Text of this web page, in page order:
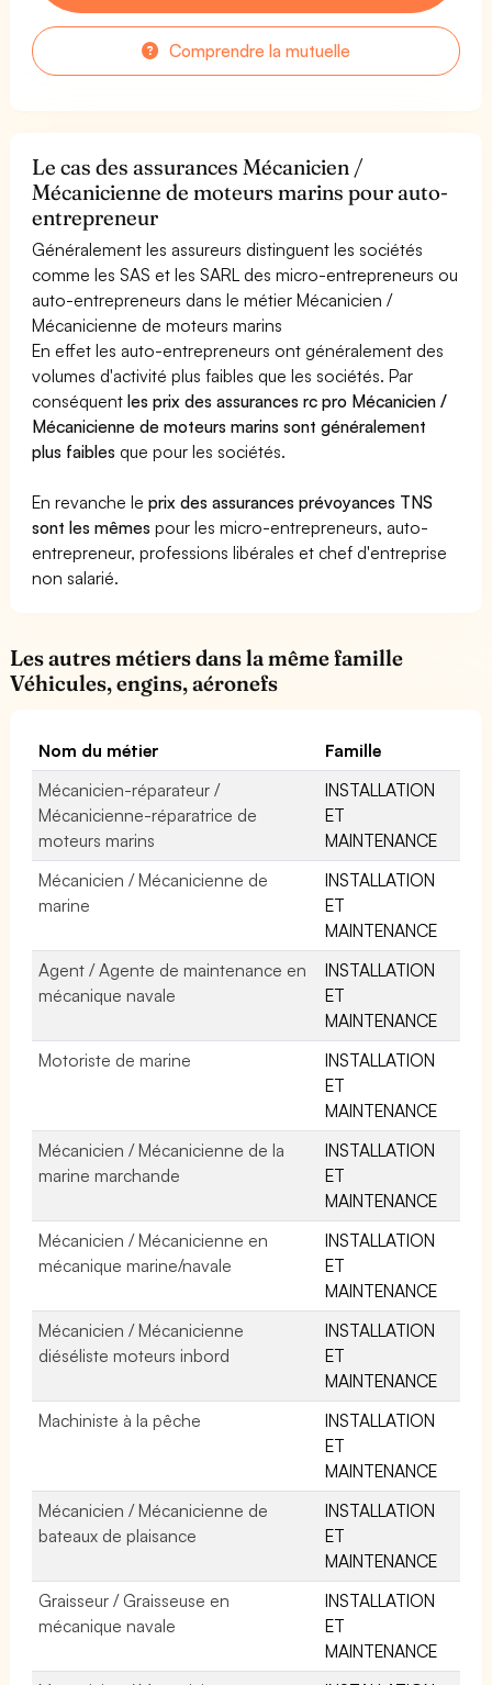
Comprendre la mutuelle
Le cas des assurances Mécanicien /
Mécanicienne de moteurs marins pour auto-
entrepreneur
Généralement les assureurs distinguent les sociétés
comme les SAS et les SARL des micro-entrepreneurs ou
auto-entrepreneurs dans le métier Mécanicien /
Mécanicienne de moteurs marins
En effet les auto-entrepreneurs ont généralement des
volumes d'activité plus faibles que les sociétés. Par
conséquentles prix des assurances rc pro Mécanicien /
Mécanicienne de moteurs marins sont généralement
plus faibles que pour les sociétés.
En revanche leprix des assurances prévoyances TNS
sont les mêmes pour les micro-entrepreneurs, auto-
entrepreneur, professions libérales et chef d'entreprise
non salarié.
Les autres métiers dans la même famille
Véhicules, engins, aéronefs
Nom du métier
Famille
Mécanicien-réparateur /
Mécanicienne-réparatrice de
moteurs marins
INSTALLATION
ET
MAINTENANCE
Mécanicien / Mécanicienne de
marine
INSTALLATION
ET
MAINTENANCE
Agent / Agente de maintenance en
mécanique navale
INSTALLATION
ET
MAINTENANCE
Motoriste de marine
INSTALLATION
ET
MAINTENANCE
Mécanicien / Mécanicienne de la
marine marchande
INSTALLATION
ET
MAINTENANCE
Mécanicien / Mécanicienne en
mécanique marine/navale
INSTALLATION
ET
MAINTENANCE
Mécanicien / Mécanicienne
diéséliste moteurs inbord
INSTALLATION
ET
MAINTENANCE
Machiniste à la pêche
INSTALLATION
ET
MAINTENANCE
Mécanicien / Mécanicienne de
bateaux de plaisance
INSTALLATION
ET
MAINTENANCE
Graisseur / Graisseuse en
mécanique navale
INSTALLATION
ET
MAINTENANCE